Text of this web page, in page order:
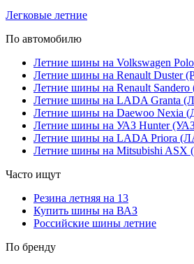
Легковые летние
По автомобилю
Летние шины на Volkswagen
Летние шины на Renault Duster
Летние шины на Renault Sandero
Летние шины на LADA Granta
Летние шины на Daewoo Nexia
Летние шины на УАЗ Hunter
Летние шины на LADA Priora
Летние шины на Mitsubishi
Часто ищут
Резина летняя на 13
Купить шины на ВАЗ
Российские шины летние
По бренду